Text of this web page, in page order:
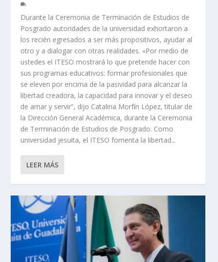
Durante la Ceremonia de Terminación de Estudios de
Posgrado autoridades de la universidad exhortaron a
los recién egresados a ser más propositivos, ayudar al
otro y a dialogar con otras realidades. «Por medio de
ustedes el ITESO mostrará lo que pretende hacer con
sus programas educativos: formar profesionales que
se eleven por encima de la pasividad para alcanzar la
libertad creadora, la capacidad para innovar y el deseo
de amar y servir”, dijo Catalina Morfín López, titular de
la Dirección General Académica, durante la Ceremonia
de Terminación de Estudios de Posgrado. Como
universidad jesuita, el ITESO fomenta la libertad...
LEER MÁS